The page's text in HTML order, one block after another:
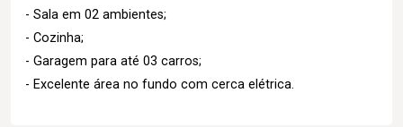
- Sala em 02 ambientes;
- Cozinha;
- Garagem para até 03 carros;
- Excelente área no fundo com cerca elétrica.